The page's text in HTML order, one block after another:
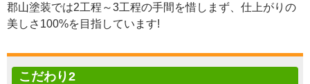
郡山塗装では2工程～3工程の手間を惜しまず、仕上がりの
美しさ100%を目指しています!
こだわり2